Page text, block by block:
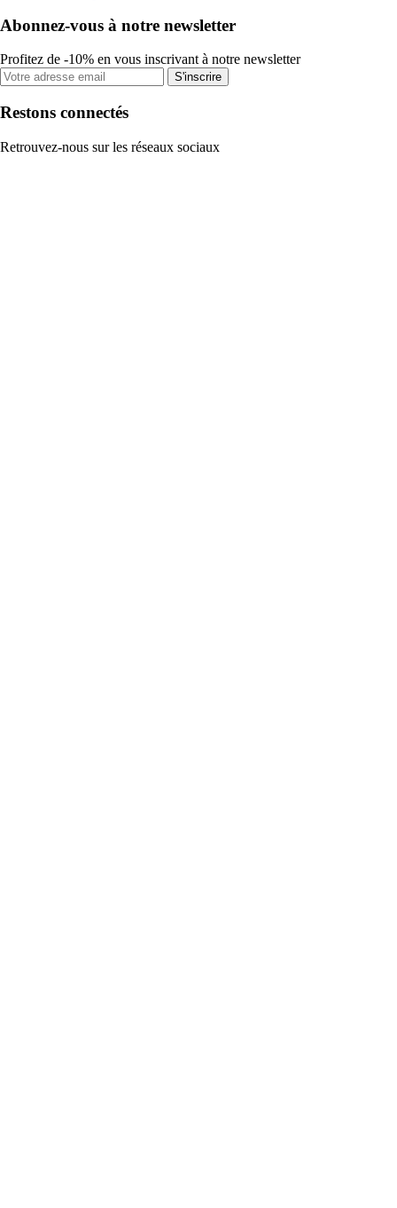
Abonnez-vous à notre newsletter
Profitez de -10% en vous inscrivant à notre newsletter
S'inscrire
Restons connectés
Retrouvez-nous sur les réseaux sociaux